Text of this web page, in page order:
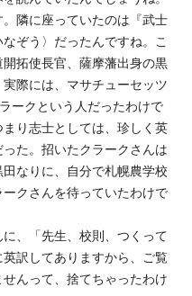
隣に座っていたのは『武士
ぞう〉だったんですね。こ
拓使長官、薩摩藩出身の黒
際には、マサチューセッツ
ークという人だったわけで
り志士としては、珍しく英
た。招いたクラークさんは
なりに、自分で札幌農学校
クさんを待っていたわけで
、「先生、校則、つくって
訳してありますから、ご覧
んって、捨てちゃったわけ